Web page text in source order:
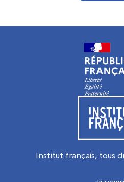
Visiter le site de
Institut français, tous